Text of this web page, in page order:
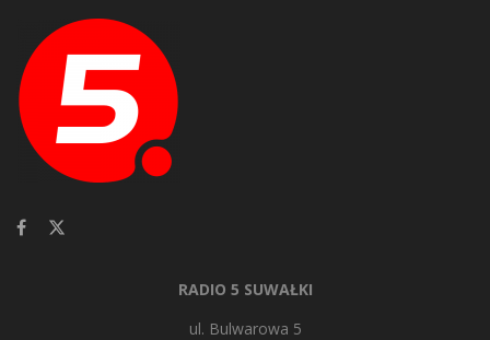
RADIO 5 SUWAŁKI
ul. Bulwarowa 5